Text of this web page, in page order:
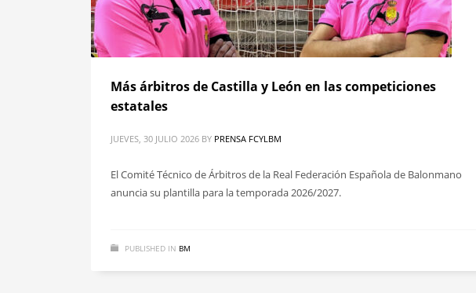
Más árbitros de Castilla y León en las competiciones
estatales
JUEVES, 30 JULIO 2026 BY PRENSA FCYLBM
El Comité Técnico de Árbitros de la Real Federación Española de Balonmano
anuncia su plantilla para la temporada 2026/2027.
PUBLISHED IN BM